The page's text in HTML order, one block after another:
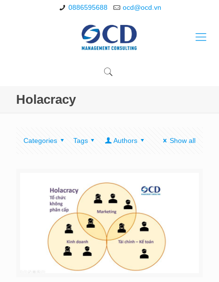
0886595688 ocd@ocd.vn
Holacracy
Categories Tags Authors Show all